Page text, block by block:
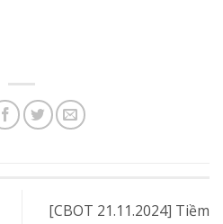
[CBOT 21.11.2024] Tiềm